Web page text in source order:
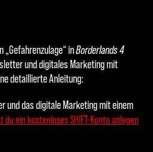
„Gefahrenzulage“ inBorderlands 4
und digitales Marketing mit
detaillierte Anleitung:
und das digitale Marketing mit einem
du ein kostenloses SHiFT-Konto anlegen